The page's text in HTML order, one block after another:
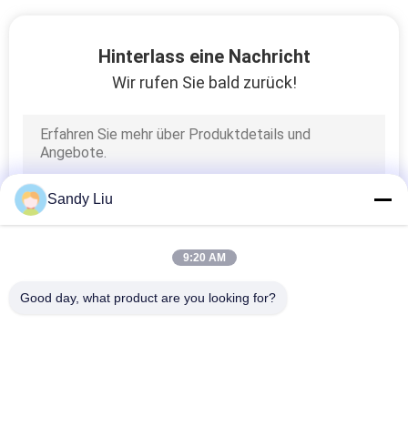
Induktions-
Beschichtungs-
Abbau
Hybrider
Solarinverter
Hinterlass eine Nachricht
Wir rufen Sie bald zurück!
Sandy Liu
9:20 AM
Good day, what product are you looking for?